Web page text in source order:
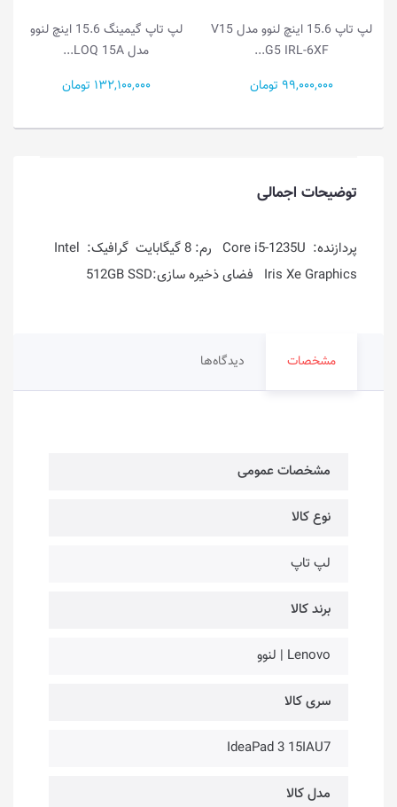
لپ تاپ گیمینگ 15.6 اینچ لنوو
مدل LOQ 15A...
132,100,000 تومان
لپ تاپ گیمینگ 15.1 اینچ لنوو
مدل Legion...
386,500,000 تومان
توضیحات اجمالی
پردازنده: Core i5-1235U رم: 8 گیگابایت گرافیک: Intel
Iris Xe Graphics فضای ذخیره سازی:512GB SSD
مشخصات دیدگاه‌ها
مشخصات عمومی
نوع کالا
لپ تاپ
برند کالا
Lenovo | لنوو
سری کالا
IdeaPad 3 15IAU7
مدل کالا